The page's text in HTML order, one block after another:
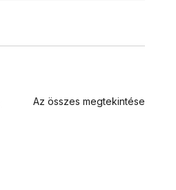
Az összes megtekintése